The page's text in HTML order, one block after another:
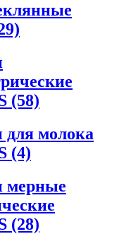
(58)
молока
(4)
мерные
(28)